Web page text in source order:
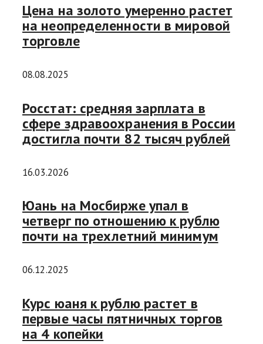
Цена на золото умеренно растет
на неопределенности в мировой
торговле
08.08.2025
Росстат: средняя зарплата в
сфере здравоохранения в России
достигла почти 82 тысяч рублей
16.03.2026
Юань на Мосбирже упал в
четверг по отношению к рублю
почти на трехлетний минимум
06.12.2025
Курс юаня к рублю растет в
первые часы пятничных торгов
на 4 копейки